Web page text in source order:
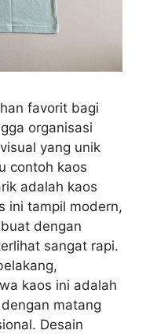
favorit bagi
organisasi
yang unik
contoh kaos
adalah kaos
ini tampil modern,
dengan
sangat rapi.
kaos ini adalah
matang
Desain